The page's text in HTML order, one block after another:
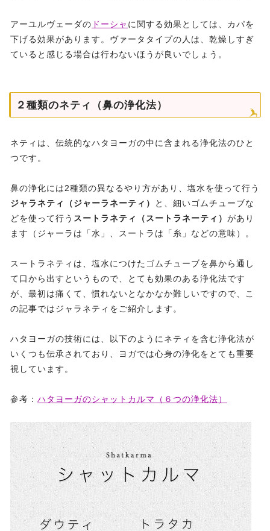
アーユルヴェーダの ドーシャ に関する効果としては、カパを
下げる効果があります。ヴァータタイプの人は、乾燥しすぎ
ていると感じる場合は行わないほうが良いでしょう。
２種類のネティ（鼻の浄化法）
ネティは、伝統的なハタヨーガの中に含まれる浄化法のひと
つです。
鼻の浄化には2種類の異なるやり方があり、塩水を使って行う
ジャラネティ（ジャーラネーティ）
と、細いゴムチューブな
どを使って行う スートラネティ（スートラネーティ） があり
ます（ジャーラは「水」、スートラは「糸」などの意味）。
スートラネティは、塩水につけたゴムチューブを鼻から通し
て口から出すというもので、とても効果のある浄化法です
が、最初は痛くて、慣れないとなかなか難しいですので、こ
の記事ではジャラネティをご紹介します。
ハタヨーガの技術には、以下のようにネティを含む浄化法が
いくつも伝承されており、ヨガでは心身の浄化をとても重要
視しています。
参考： ハタヨーガのシャットカルマ（６つの浄化法）